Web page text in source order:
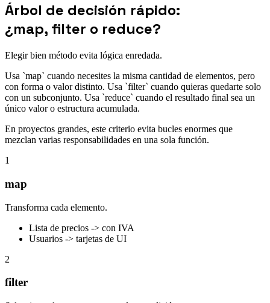
Árbol de decisión rápido:
¿map, filter o reduce?
Elegir bien método evita lógica enredada.
Usa `map` cuando necesites la misma cantidad de elementos, pero
con forma o valor distinto. Usa `filter` cuando quieras quedarte solo
con un subconjunto. Usa `reduce` cuando el resultado final sea un
único valor o estructura acumulada.
En proyectos grandes, este criterio evita bucles enormes que
mezclan varias responsabilidades en una sola función.
1
map
Transforma cada elemento.
Lista de precios -> con IVA
Usuarios -> tarjetas de UI
2
filter